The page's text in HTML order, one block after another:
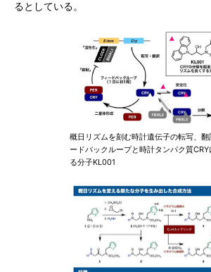
るとしている。
概日リズムを刻む時計遺伝子の転写、翻
ードバックループと時計タンパク質
る分子KL001